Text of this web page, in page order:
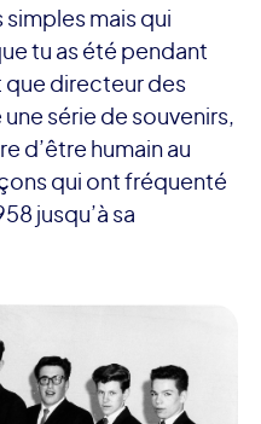
mais qui
tu as été pendant
que directeur des
série de souvenirs,
d’être humain au
qui ont fréquenté
jusqu’à sa